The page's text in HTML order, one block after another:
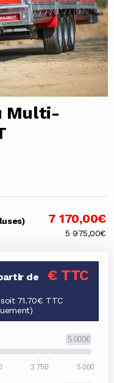
Multi-
7 170,00€
5 975,00€
5 000€
3 750 5 000
de € TTC
71.70€ TTC